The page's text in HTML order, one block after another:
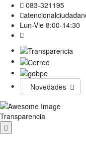
083-321195
Lun-Vie 8:00-14:30
Novedades
Transparencia